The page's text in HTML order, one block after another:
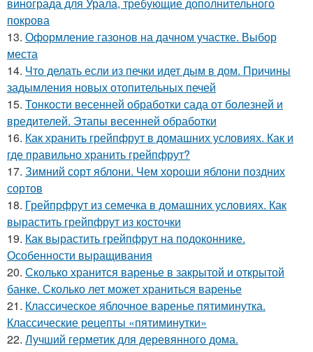
винограда для Урала, требующие дополнительного
покрова
13. Оформление газонов на дачном участке. Выбор
места
14. Что делать если из печки идет дым в дом. Причины
задымления новых отопительных печей
15. Тонкости весенней обработки сада от болезней и
вредителей. Этапы весенней обработки
16. Как хранить грейпфрут в домашних условиях. Как и
где правильно хранить грейпфрут?
17. Зимний сорт яблони. Чем хороши яблони поздних
сортов
18. Грейпрфрут из семечка в домашних условиях. Как
вырастить грейпфрут из косточки
19. Как вырастить грейпфрут на подоконнике.
Особенности выращивания
20. Сколько хранится варенье в закрытой и открытой
банке. Сколько лет может храниться варенье
21. Классическое яблочное варенье пятиминутка.
Классические рецепты «пятиминутки»
22. Лучший герметик для деревянного дома.